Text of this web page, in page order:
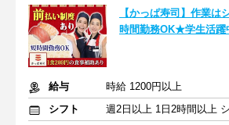
【かっぱ寿司】作業は
時間勤務OK★学生活
給与
時給 1200円以上
シフト